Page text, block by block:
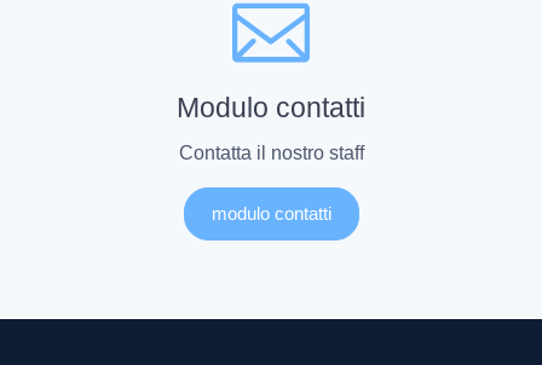
Modulo contatti
Contatta il nostro staff
modulo contatti